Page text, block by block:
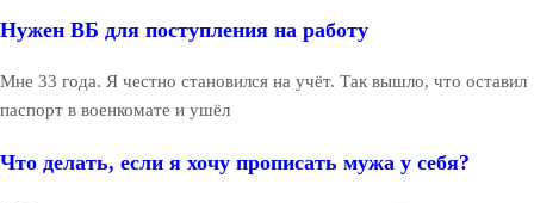
Нужен ВБ для поступления на работу
Мне 33 года. Я честно становился на учёт. Так вышло, что оставил
паспорт в военкомате и ушёл
Что делать, если я хочу прописать мужа у себя?